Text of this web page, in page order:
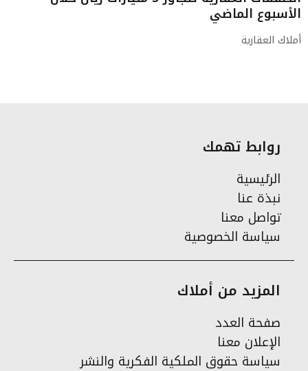
الأسبوع الماضي
أملاك العقارية
روابط تهمك
الرئيسية
نبذة عنا
تواصل معنا
سياسة الخصوصية
المزيد من أملاك
صفحة العدد
الإعلان معنا
سياسة حقوق الملكية الفكرية والنشر